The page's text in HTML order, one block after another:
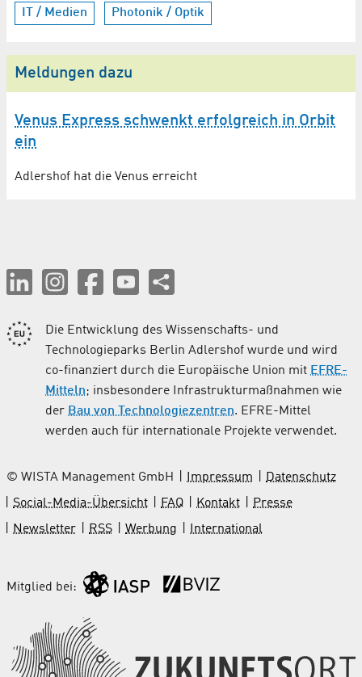
IT / Medien Photonik / Optik
Meldungen dazu
Venus Express schwenkt erfolgreich in Orbit
ein
Adlershof hat die Venus erreicht
Die Entwicklung des Wissenschafts- und
Technologieparks Berlin Adlershof wurde und wird
co-finanziert durch die Europäische Union mit EFRE-
Mitteln; insbesondere Infrastrukturmaßnahmen wie
der Bau von Technologiezentren. EFRE-Mittel
werden auch für internationale Projekte verwendet.
© WISTA Management GmbH Impressum
Datenschutz
Social-Media-Übersicht
FAQ Kontakt
Presse
Newsletter
RSS Werbung International
Mitglied bei: